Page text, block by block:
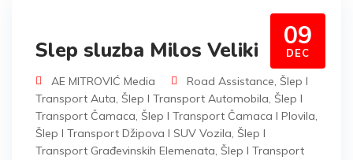
09
DEC
Slep sluzba Milos Veliki
AE MITROVIĆ Media Road Assistance, Šlep I
Transport Auta, Šlep I Transport Automobila, Šlep I
Transport Čamaca, Šlep I Transport Čamaca I Plovila,
Šlep I Transport Džipova I SUV Vozila, Šlep I
Transport Građevinskih Elemenata, Šlep I Transport